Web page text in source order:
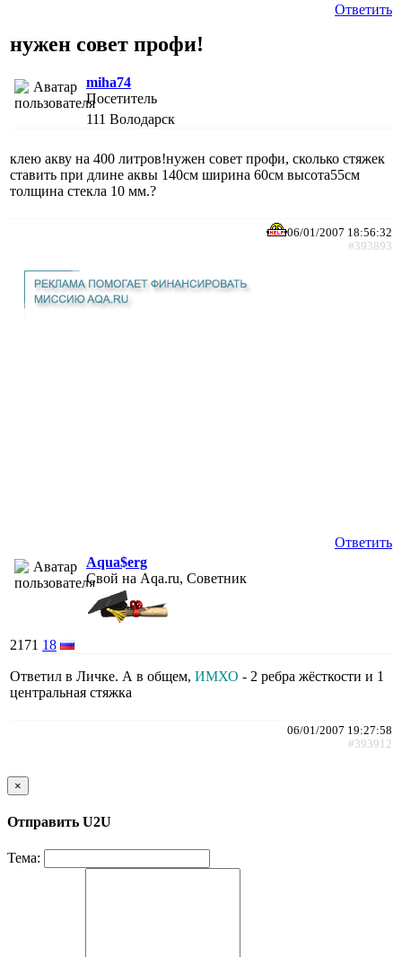
Ответить
нужен совет профи!
miha74
Посетитель
111 Володарск
клею акву на 400 литров!нужен совет профи, сколько стяжек
ставить при длине аквы 140см ширина 60см высота55см
толщина стекла 10 мм.?
06/01/2007 18:56:32
#393893
Ответить
Aqua$erg
Свой на Aqa.ru, Советник
2171 18
Ответил в Личке. А в общем, ИМХО - 2 ребра жёсткости и 1
центральная стяжка
06/01/2007 19:27:58
#393912
×
Отправить U2U
Тема: